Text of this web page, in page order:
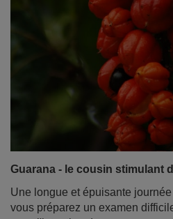
Guarana - le cousin stimulant
Une longue et épuisante
vous préparez un examen
vous l'intention de passer une
votre jeu préféré avec vos amis
d'une solide source d'énergie,
entendu parler du guarana. De
pour la santé et quel est le
yerba mate ?